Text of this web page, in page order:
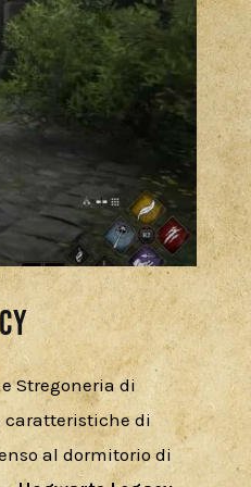
Stregoneria di
caratteristiche di
al dormitorio di